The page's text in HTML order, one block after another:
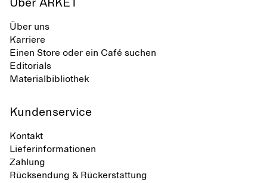
Über ARKET
Über uns
Karriere
Einen Store oder ein Café suchen
Editorials
Materialbibliothek
Kundenservice
Kontakt
Lieferinformationen
Zahlung
Rücksendung & Rückerstattung